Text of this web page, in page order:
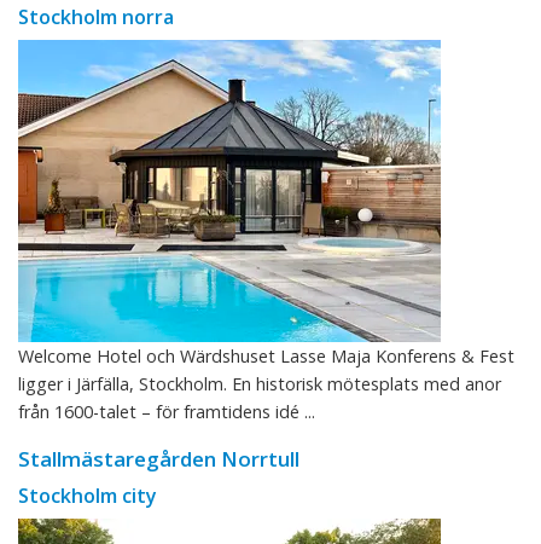
Stockholm norra
Welcome Hotel och Wärdshuset Lasse Maja Konferens & Fest
ligger i Järfälla, Stockholm. En historisk mötesplats med anor
från 1600-talet – för framtidens idé ...
Stallmästaregården Norrtull
Stockholm city